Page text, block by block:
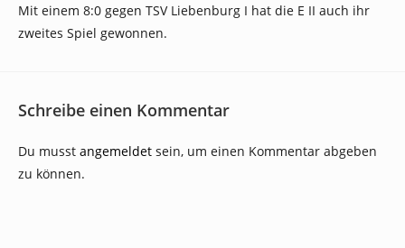
Mit einem 8:0 gegen TSV Liebenburg I hat die E II auch ihr
zweites Spiel gewonnen.
Schreibe einen Kommentar
Du musst angemeldet sein, um einen Kommentar abgeben
zu können.